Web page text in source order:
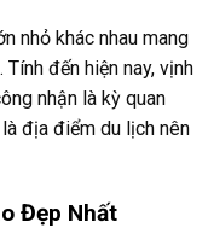
nhỏ khác nhau mang
đến hiện nay, vịnh
nhận là kỳ quan
địa điểm du lịch nên
Đẹp Nhất